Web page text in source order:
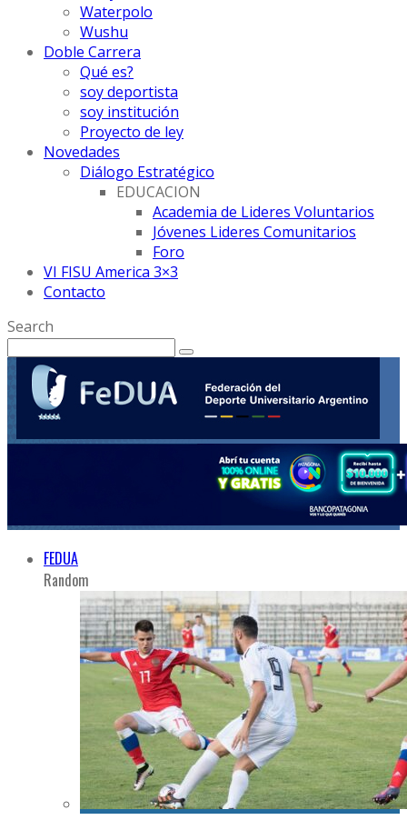
Waterpolo
Wushu
Doble Carrera
Qué es?
soy deportista
soy institución
Proyecto de ley
Novedades
Diálogo Estratégico
EDUCACION
Academia de Lideres Voluntarios
Jóvenes Lideres Comunitarios
Foro
VI FISU America 3×3
Contacto
Search
FEDUA
Random